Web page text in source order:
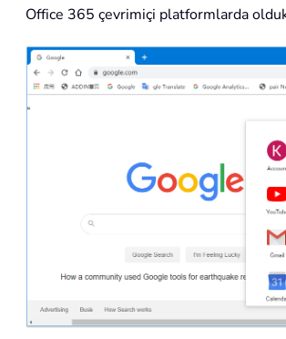
Office 365 çevrimiçi platformlarda